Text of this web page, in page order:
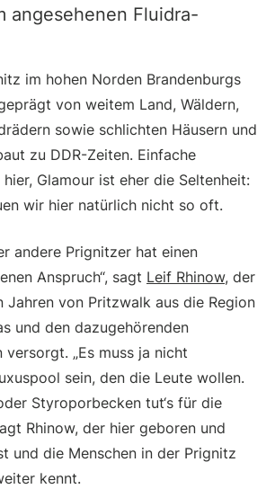
angesehenen Fluidra-
im hohen Norden Brandenburgs
von weitem Land, Wäldern,
sowie schlichten Häusern und
zu DDR-­Zeiten. Einfache
hier, Glamour ist eher die Seltenheit:
wir hier natürlich nicht so oft.
andere Prignitzer hat einen
Anspruch“, sagt Leif Rhinow, der
Jahren von Pritzwalk aus die Region
und den dazugehörenden
versorgt. „Es muss ja nicht
sein, den die Leute wollen.
Styropor­becken tut‘s für die
Rhinow, der hier geboren und
und die Menschen in der Prignitz
kennt.